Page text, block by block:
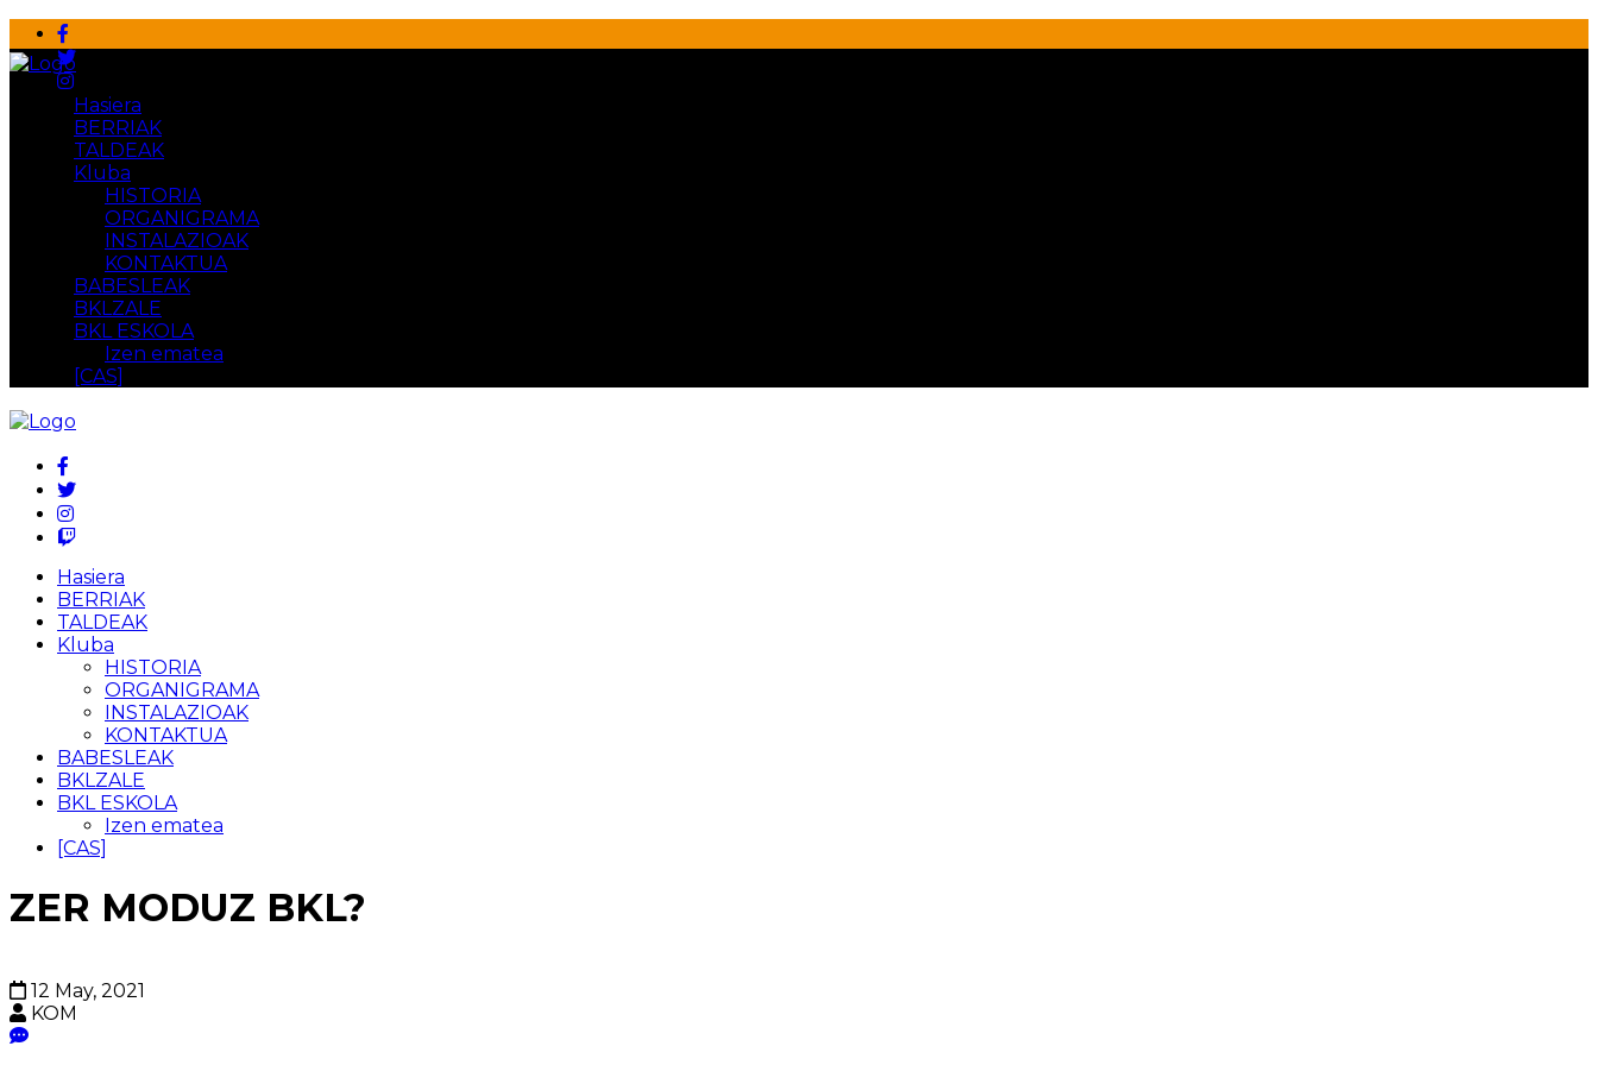
Hasiera
BERRIAK
TALDEAK
Kluba
HISTORIA
ORGANIGRAMA
INSTALAZIOAK
KONTAKTUA
BABESLEAK
BKLZALE
BKL ESKOLA
Izen ematea
[CAS]
Hasiera
BERRIAK
TALDEAK
Kluba
HISTORIA
ORGANIGRAMA
INSTALAZIOAK
KONTAKTUA
BABESLEAK
BKLZALE
BKL ESKOLA
Izen ematea
[CAS]
ZER MODUZ BKL?
12 May, 2021
KOM